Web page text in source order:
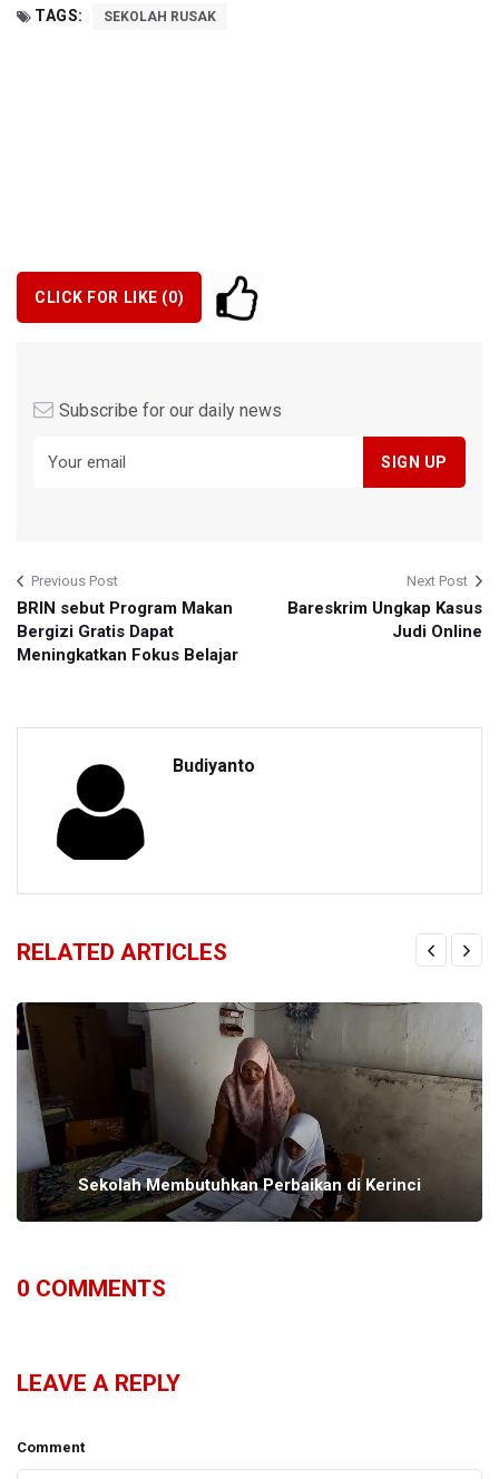
TAGS: SEKOLAH RUSAK
CLICK FOR LIKE (0)
Subscribe for our daily news
Previous Post
BRIN sebut Program Makan
Bergizi Gratis Dapat
Meningkatkan Fokus Belajar
Next Post
Bareskrim Ungkap Kasus
Judi Online
Budiyanto
RELATED ARTICLES
Sekolah Membutuhkan Perbaikan di Kerinci
0 COMMENTS
LEAVE A REPLY
Comment